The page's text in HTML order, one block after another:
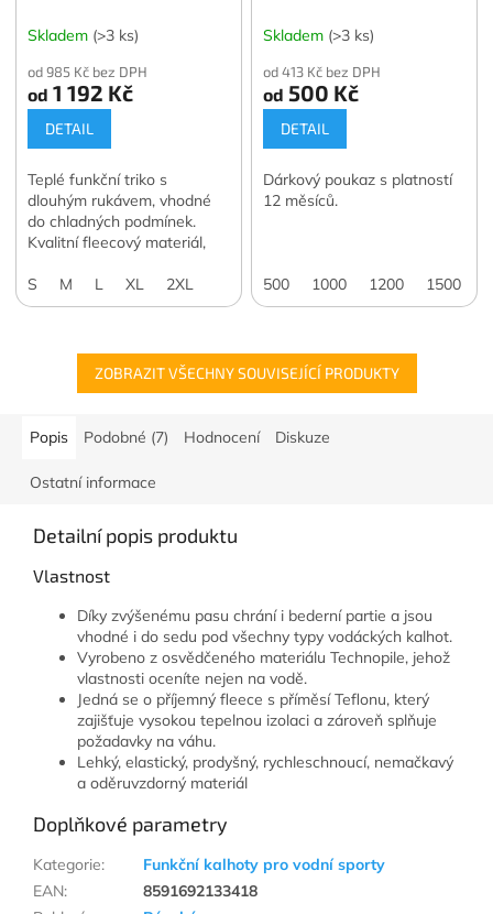
Skladem (>3 ks)
od 985 Kč bez DPH
od 1 192 Kč
DETAIL
Teplé funkční triko s
dlouhým rukávem, vhodné
do chladných podmínek.
Kvalitní fleecový materiál,
S
M L XL 2XL
Skladem (>3 ks)
od 413 Kč bez DPH
od 500 Kč
DETAIL
Dárkový poukaz s platností
12 měsíců.
500 1000 1200 1500
ZOBRAZIT VŠECHNY SOUVISEJÍCÍ PRODUKTY
Popis Podobné (7) Hodnocení Diskuze
Ostatní informace
Detailní popis produktu
Vlastnost
Díky zvýšenému pasu chrání i bederní partie a jsou
vhodné i do sedu pod všechny typy vodáckých kalhot.
Vyrobeno z osvědčeného materiálu Technopile, jehož
vlastnosti oceníte nejen na vodě.
Jedná se o příjemný fleece s příměsí Teflonu, který
zajišťuje vysokou tepelnou izolaci a zároveň splňuje
požadavky na váhu.
Lehký, elastický, prodyšný, rychleschnoucí, nemačkavý
a oděruvzdorný materiál
Doplňkové parametry
Kategorie:
Funkční kalhoty pro vodní sporty
EAN:
8591692133418